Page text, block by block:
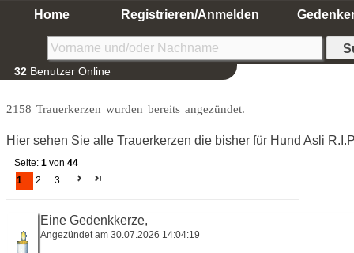
Home Registrieren/Anmelden
32 Benutzer Online
2158 Trauerkerzen wurden bereits angezündet.
Hier sehen Sie alle Trauerkerzen die bisher für Hund Asli
Seite: 1 von 44
1
2 3
Eine Gedenkkerze,
Angezündet am 30.07.2026 14:04:19